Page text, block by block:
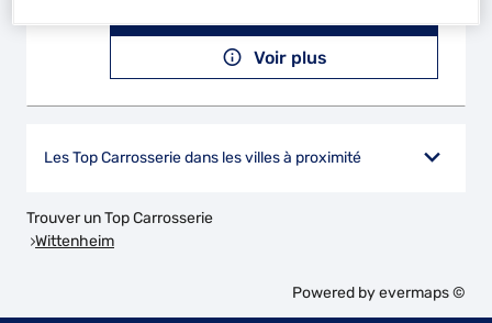
Voir plus
Les Top Carrosserie dans les villes à proximité
Trouver un Top Carrosserie
Wittenheim
Powered byevermaps ©